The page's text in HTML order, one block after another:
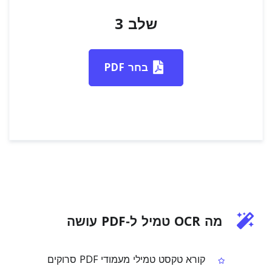
שלב 3
בחר PDF
מה OCR טמיל ל‑PDF עושה
קורא טקסט טמילי מעמודי PDF סרוקים